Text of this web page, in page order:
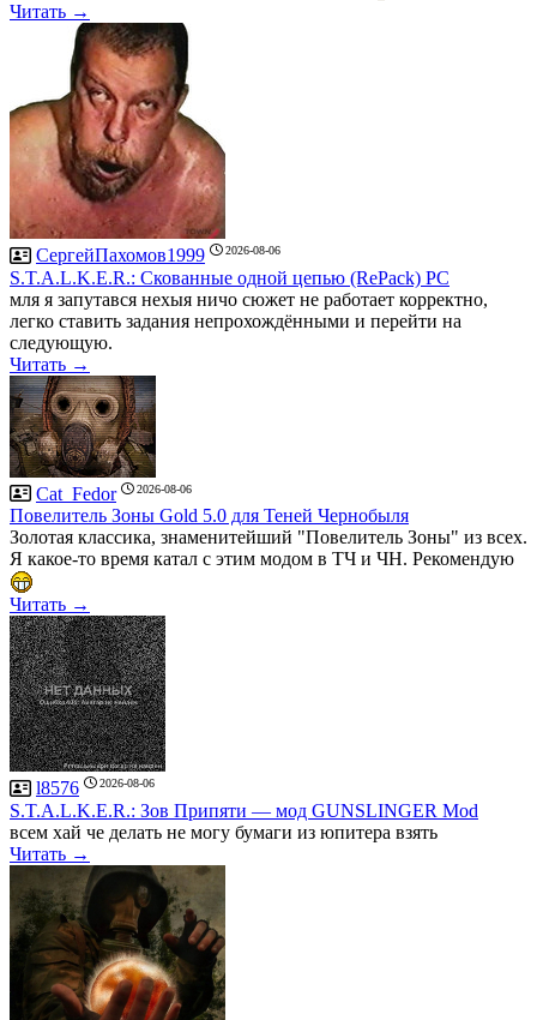
Читать →
СергейПахомов1999 2026-08-06
S.T.A.L.K.E.R.: Скованные одной цепью (RePack) PC
мля я запутався нехыя ничо сюжет не работает корректно,
легко ставить задания непрохождёнными и перейти на
следующую.
Читать →
Cat_Fedor 2026-08-06
Повелитель Зоны Gold 5.0 для Теней Чернобыля
Золотая классика, знаменитейший "Повелитель Зоны" из всех.
Я какое-то время катал с этим модом в ТЧ и ЧН. Рекомендую
Читать →
l8576 2026-08-06
S.T.A.L.K.E.R.: Зов Припяти — мод GUNSLINGER Mod
всем хай че делать не могу бумаги из юпитера взять
Читать →